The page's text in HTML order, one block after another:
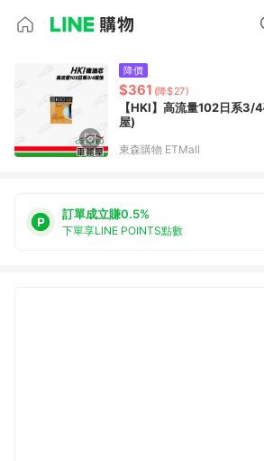
降價
$361 (降$27)
【HKI】高流量102日系3/
屋)
東森購物 ETMall
訂單成立賺0.5%
下單享LINE POINTS點數